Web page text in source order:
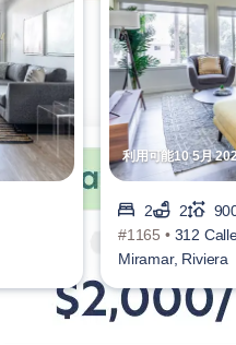
利用可能10 5月
2 2
#1165 • 312
Miramar, Riviera